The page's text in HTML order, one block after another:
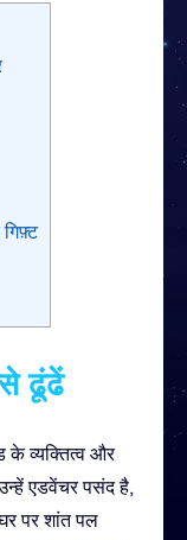
ढूंढें
के व्यक्तित्व और
एडवेंचर पसंद है,
पर शांत पल